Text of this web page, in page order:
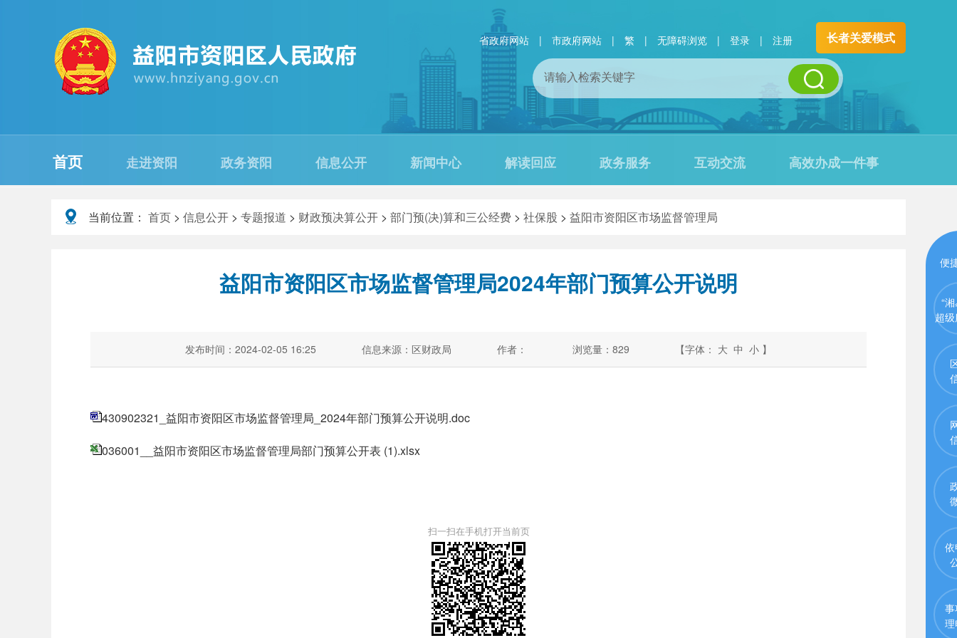
省政府网站 | 市政府网站 | 繁 | 无障碍浏览 | 登录 | 注册 长者关爱模式
首页 走进资阳 政务资阳 信息公开 新闻中心 解读回应 政务服务 互动交流 高效办成一件事
当前位置： 首页 > 信息公开 > 专题报道 > 财政预决算公开 > 部门预(决)算和三公经费 > 社保股 > 益阳市资阳区市场监督管理局
益阳市资阳区市场监督管理局2024年部门预算公开说明
发布时间：2024-02-05 16:25 信息来源：区财政局 作者： 浏览量： 829 【字体： 大 中 小 】
430902321_益阳市资阳区市场监督管理局_2024年部门预算公开说明.doc
036001__益阳市资阳区市场监督管理局部门预算公开表 (1).xlsx
扫一扫在手机打开当前页
便
“
超